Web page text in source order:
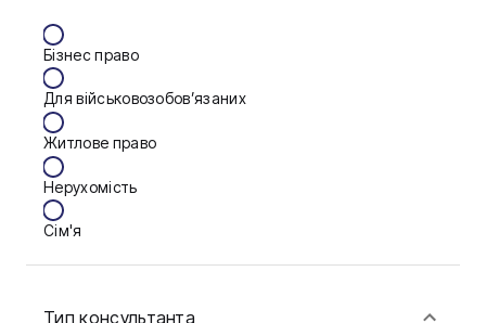
Дніпро
Запоріжжя
Калуш
Кам'янське
Ковель
Бізнес право
Для військовозобов’язаних
Житлове право
Нерухомість
Сім'я
Тип консультанта